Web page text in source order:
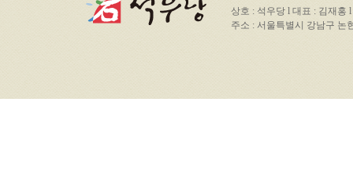
상호 : 석우당 l 대표 : 김재홍 l
주소 : 서울특별시 강남구 논